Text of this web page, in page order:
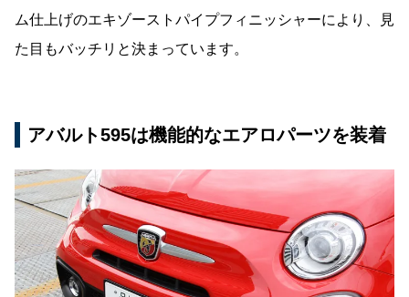
ム仕上げのエキゾーストパイプフィニッシャーにより、見
た目もバッチリと決まっています。
アバルト595は機能的なエアロパーツを装着